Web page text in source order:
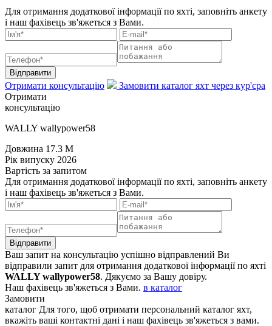
Для отримання додаткової інформації по яхті, заповніть анкету
і наш фахівець зв'яжеться з Вами.
Відправити
Отримати консультацію
Замовити каталог яхт через кур'єра
Отримати
консультацію
WALLY wallypower58
Довжина 17.3 M
Рік випуску 2026
Вартість за запитом
Для отримання додаткової інформації по яхті, заповніть анкету
і наш фахівець зв'яжеться з Вами.
Відправити
Ваш запит на консультацію успішно відправлений Ви
відправили запит для отримання додаткової інформації по яхті
WALLY wallypower58. Дякуємо за Вашу довіру.
Наш фахівець зв'яжеться з Вами. в каталог
Замовити
каталог Для того, щоб отримати персональний каталог яхт,
вкажіть ваші контактні дані і наш фахівець зв'яжеться з вами.